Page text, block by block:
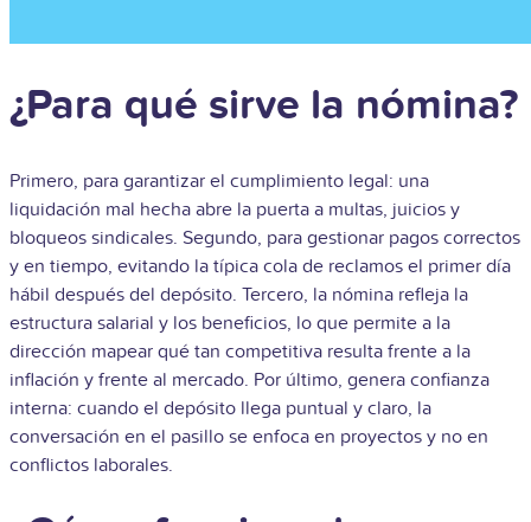
¿Para qué sirve la nómina?
Primero, para garantizar el cumplimiento legal: una
liquidación mal hecha abre la puerta a multas, juicios y
bloqueos sindicales. Segundo, para gestionar pagos correctos
y en tiempo, evitando la típica cola de reclamos el primer día
hábil después del depósito. Tercero, la nómina refleja la
estructura salarial y los beneficios, lo que permite a la
dirección mapear qué tan competitiva resulta frente a la
inflación y frente al mercado. Por último, genera confianza
interna: cuando el depósito llega puntual y claro, la
conversación en el pasillo se enfoca en proyectos y no en
conflictos laborales.